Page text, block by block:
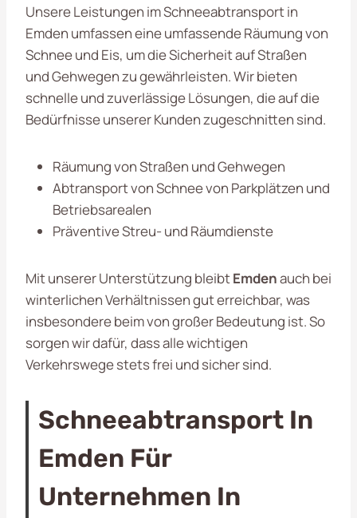
Unsere Leistungen im Schneeabtransport in
Emden umfassen eine umfassende Räumung von
Schnee und Eis, um die Sicherheit auf Straßen
und Gehwegen zu gewährleisten. Wir bieten
schnelle und zuverlässige Lösungen, die auf die
Bedürfnisse unserer Kunden zugeschnitten sind.
Räumung von Straßen und Gehwegen
Abtransport von Schnee von Parkplätzen und
Betriebsarealen
Präventive Streu- und Räumdienste
Mit unserer Unterstützung bleibtEmdenauch bei
winterlichen Verhältnissen gut erreichbar, was
insbesondere beim von großer Bedeutung ist. So
sorgen wir dafür, dass alle wichtigen
Verkehrswege stets frei und sicher sind.
Schneeabtransport In
Emden Für
Unternehmen In